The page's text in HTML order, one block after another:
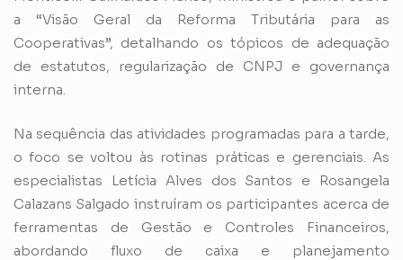
a “Visão Geral da Reforma Tributária para as
Cooperativas”, detalhando os tópicos de adequação
de estatutos, regularização de CNPJ e governança
interna.
Na sequência das atividades programadas para a tarde,
o foco se voltou às rotinas práticas e gerenciais. As
especialistas Letícia Alves dos Santos e Rosangela
Calazans Salgado instruíram os participantes acerca de
ferramentas de Gestão e Controles Financeiros,
abordando fluxo de caixa e planejamento